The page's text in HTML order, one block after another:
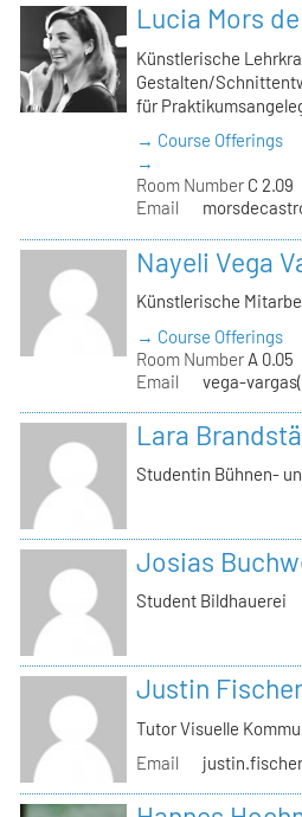
Lucia Mors
Künstlerische
Gestalten/
für
→ Course Offerings
→
Room Number C 2.09
Email
Nayeli Vega
Künstlerische
→ Course Offerings
Room Number A 0.05
Email
vega-
Lara
Studentin Bühnen-
Josias
Student Bildhauerei
Justin Fischer
Tutor Visuelle
Email